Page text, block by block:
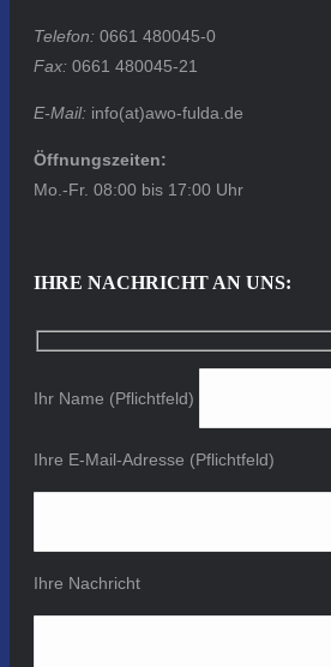
Telefon: 0661 480045-0
Fax: 0661 480045-21
E-Mail: info(at)awo-fulda.de
Öffnungszeiten:
Mo.-Fr. 08:00 bis 17:00 Uhr
IHRE NACHRICHT AN UNS:
Ihr Name (Pflichtfeld)
Ihre E-Mail-Adresse (Pflichtfeld)
Ihre Nachricht